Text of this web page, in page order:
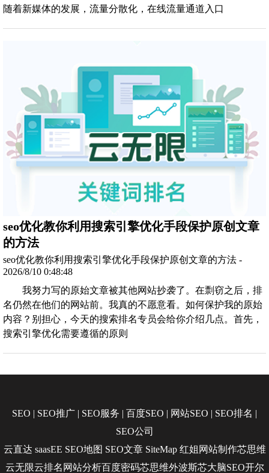
随着新媒体的发展，流量分散化，在线流量通道入口
seo优化教你利用搜索引擎优化手段保护原创文章
的方法
seo优化教你利用搜索引擎优化手段保护原创文章的方法 -
2026/8/10 0:48:48
我努力写的原始文章被其他网站抄袭了。在剽窃之后，排
名仍然在他们的网站前。我真的不愿意看。如何保护我的原始
内容？别担心，今天的搜索排名专员会给你介绍几点。首先，
搜索引擎优化需要遵循的原则
SEO | SEO推广 | SEO服务 | 百度SEO | 网站SEO | SEO排名 |
SEO公司
云直达 saasEE SEO地图 SEO文章 SiteMap 红姐网站制作芯思维
云无限云排名 网站分析百度密码芯思维外波斯芯大脑SEO开尔